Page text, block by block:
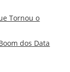
Tornou o
dos Data